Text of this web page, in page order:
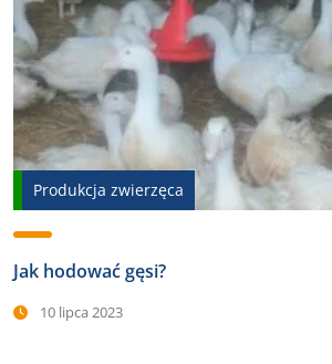
Produkcja zwierzęca
Jak hodować gęsi?
10 lipca 2023